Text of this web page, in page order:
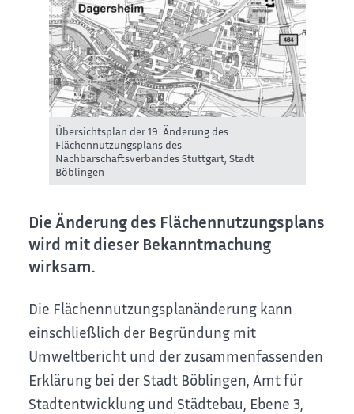
Übersichtsplan der 19. Änderung des
Flächennutzungsplans des
Nachbarschaftsverbandes Stuttgart, Stadt
Böblingen
Die Änderung des Flächennutzungsplans
wird mit dieser Bekanntmachung
wirksam.
Die Flächennutzungsplanänderung kann
einschließlich der Begründung mit
Umweltbericht und der zusammenfassenden
Erklärung bei der Stadt Böblingen, Amt für
Stadtentwicklung und Städtebau, Ebene 3,